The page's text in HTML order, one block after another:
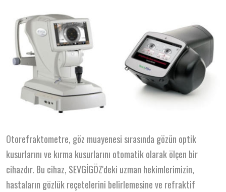
Otorefraktometre, göz muayenesi sırasında gözün optik
kusurlarını ve kırma kusurlarını otomatik olarak ölçen bir
cihazdır. Bu cihaz, SEVGİGÖZ'deki uzman hekimlerimizin,
hastaların gözlük reçetelerini belirlemesine ve refraktif